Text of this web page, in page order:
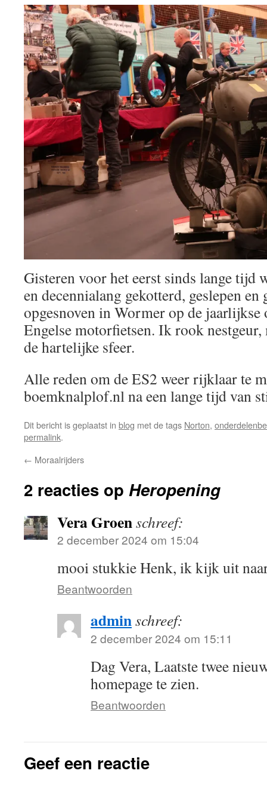
Gisteren voor het eerst sinds lange tijd
en decennialang gekotterd, geslepen
opgesnoven in Wormer op de
Engelse motorfietsen. Ik rook
de hartelijke sfeer.
Alle reden om de ES2 weer rijklaar te
boemknalplof.nl na een lange tijd van
Dit bericht is geplaatst in blog met de tags Norton,
permalink.
← Moraalrijders
2 reacties op Heropening
Vera Groenschreef:
2 december 2024 om 15:04
mooi stukkie Henk, ik kijk uit
Beantwoorden
adminschreef:
2 december 2024 om 15:11
Dag Vera, Laatste twee
homepage te zien.
Beantwoorden
Geef een reactie